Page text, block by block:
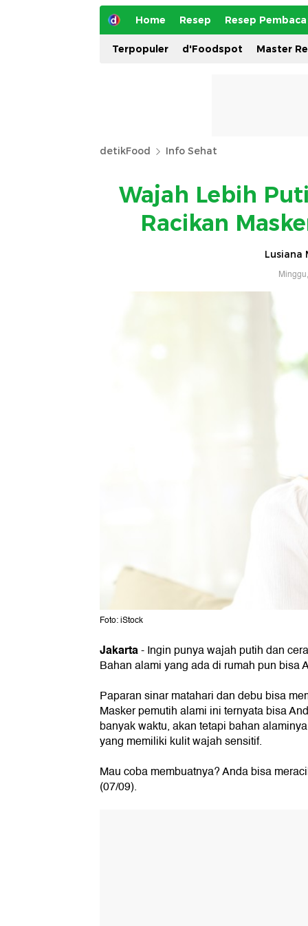
Home Resep Resep Pembaca
Terpopuler d'Foodspot Master
detikFood Info Sehat
Wajah Lebih
Racikan
Lusiana
Foto: iStock
Jakarta- Ingin punya wajah putih dan
Bahan alami yang ada di rumah pun bisa
Paparan sinar matahari dan debu bisa
Masker pemutih alami ini ternyata bisa
banyak waktu, akan tetapi bahan
yang memiliki kulit wajah sensitif.
Mau coba membuatnya? Anda bisa
(07/09).